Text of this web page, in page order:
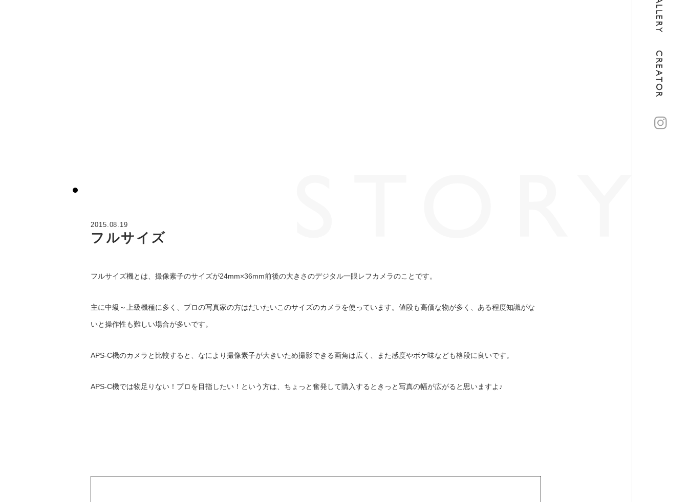
GALLERY
CREATOR
2015.08.19
フルサイズ
フルサイズ機とは、撮像素子のサイズが24mm×36mm前後の大きさのデジタル一眼レフカメラのことです。
主に中級～上級機種に多く、プロの写真家の方はだいたいこのサイズのカメラを使っています。値段も高価な物が多く、ある程度知識がな
いと操作性も難しい場合が多いです。
APS-C機のカメラと比較すると、なにより撮像素子が大きいため撮影できる画角は広く、また感度やボケ味なども格段に良いです。
APS-C機では物足りない！プロを目指したい！という方は、ちょっと奮発して購入するときっと写真の幅が広がると思いますよ♪